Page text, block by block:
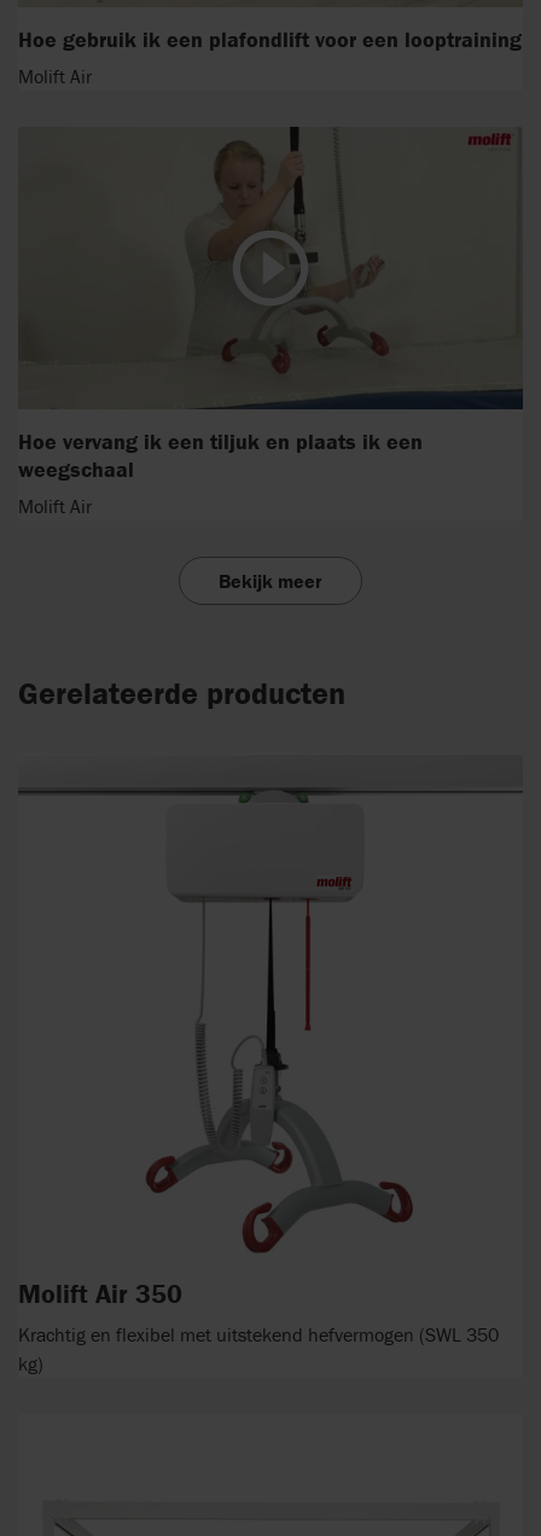
Hoe gebruik ik een plafondlift voor een looptraining
Molift Air
Hoe vervang ik een tiljuk en plaats ik een
weegschaal
Molift Air
Bekijk meer
Gerelateerde producten
Molift Air 350
Krachtig en flexibel met uitstekend hefvermogen (SWL 350
kg)